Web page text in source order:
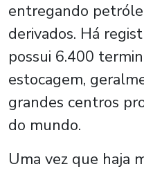
entregando
derivados. Há
possui 6.400
estocagem,
grandes centros
do mundo.
Uma vez que haja